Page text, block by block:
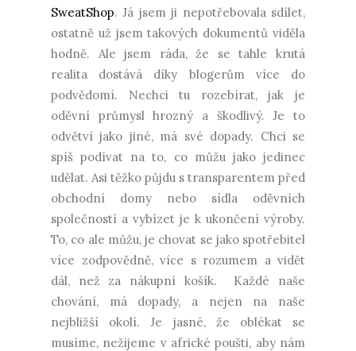
SweatShop. Já jsem ji nepotřebovala sdílet,
ostatně už jsem takových dokumentů viděla
hodně. Ale jsem ráda, že se tahle krutá
realita dostává díky blogerům více do
podvědomí. Nechci tu rozebírat, jak je
oděvní průmysl hrozný a škodlivý. Je to
odvětví jako jiné, má své dopady. Chci se
spíš podívat na to, co můžu jako jedinec
udělat. Asi těžko půjdu s transparentem před
obchodní domy nebo sídla oděvních
společností a vybízet je k ukončení výroby.
To, co ale můžu, je chovat se jako spotřebitel
více zodpovědně, více s rozumem a vidět
dál, než za nákupní košík. Každé naše
chování, má dopady, a nejen na naše
nejbližší okolí. Je jasné, že oblékat se
musíme, nežijeme v africké poušti, aby nám